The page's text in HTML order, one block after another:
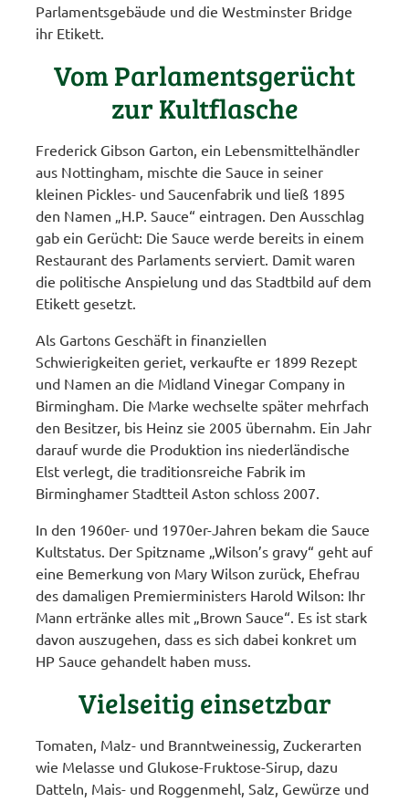
Parlamentsgebäude und die Westminster Bridge
ihr Etikett.
Vom Parlamentsgerücht
zur Kultflasche
Frederick Gibson Garton, ein Lebensmittelhändler
aus Nottingham, mischte die Sauce in seiner
kleinen Pickles- und Saucenfabrik und ließ 1895
den Namen „H.P. Sauce“ eintragen. Den Ausschlag
gab ein Gerücht: Die Sauce werde bereits in einem
Restaurant des Parlaments serviert. Damit waren
die politische Anspielung und das Stadtbild auf dem
Etikett gesetzt.
Als Gartons Geschäft in finanziellen
Schwierigkeiten geriet, verkaufte er 1899 Rezept
und Namen an die Midland Vinegar Company in
Birmingham. Die Marke wechselte später mehrfach
den Besitzer, bis Heinz sie 2005 übernahm. Ein Jahr
darauf wurde die Produktion ins niederländische
Elst verlegt, die traditionsreiche Fabrik im
Birminghamer Stadtteil Aston schloss 2007.
In den 1960er- und 1970er-Jahren bekam die Sauce
Kultstatus. Der Spitzname „Wilson’s gravy“ geht auf
eine Bemerkung von Mary Wilson zurück, Ehefrau
des damaligen Premierministers Harold Wilson: Ihr
Mann ertränke alles mit „Brown Sauce“. Es ist stark
davon auszugehen, dass es sich dabei konkret um
HP Sauce gehandelt haben muss.
Vielseitig einsetzbar
Tomaten, Malz- und Branntweinessig, Zuckerarten
wie Melasse und Glukose-Fruktose-Sirup, dazu
Datteln, Mais- und Roggenmehl, Salz, Gewürze und